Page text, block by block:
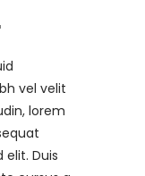
vel velit
lorem
Duis